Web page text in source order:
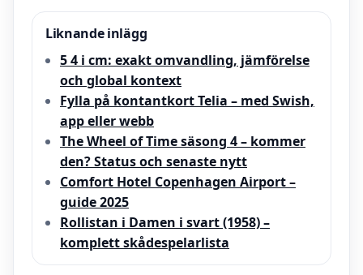
Liknande inlägg
5 4 i cm: exakt omvandling, jämförelse
och global kontext
Fylla på kontantkort Telia – med Swish,
app eller webb
The Wheel of Time säsong 4 – kommer
den? Status och senaste nytt
Comfort Hotel Copenhagen Airport –
guide 2025
Rollistan i Damen i svart (1958) –
komplett skådespelarlista